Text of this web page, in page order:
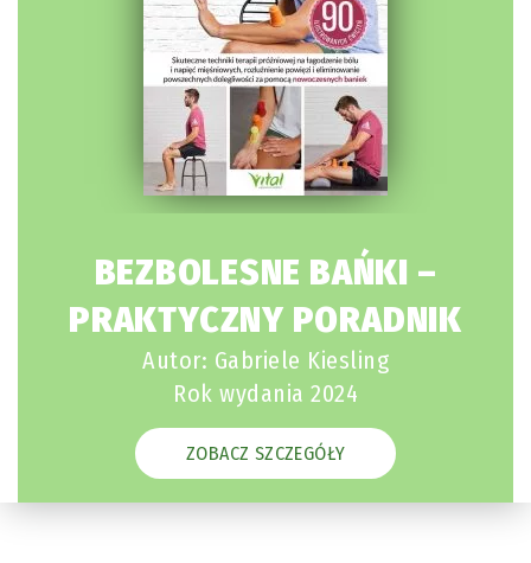
BEZBOLESNE BAŃKI –
PRAKTYCZNY PORADNIK
Autor: Gabriele Kiesling
Rok wydania 2024
ZOBACZ SZCZEGÓŁY